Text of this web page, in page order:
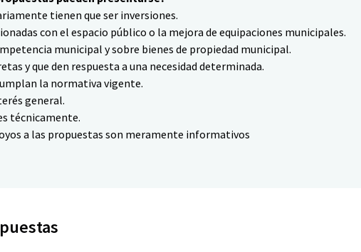
tienen que ser inversiones.
con el espacio público o la mejora de equipaciones municipales.
municipal y sobre bienes de propiedad municipal.
y que den respuesta a una necesidad determinada.
la normativa vigente.
general.
técnicamente.
a las propuestas son meramente informativos